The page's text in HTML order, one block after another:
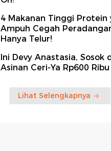
4 Makanan Tinggi Protein
Ampuh Cegah
Hanya Telur!
Ini Devy Anastasia, Sosok
Asinan Ceri-Ya Rp600 Ribu
Lihat Selengkapnya